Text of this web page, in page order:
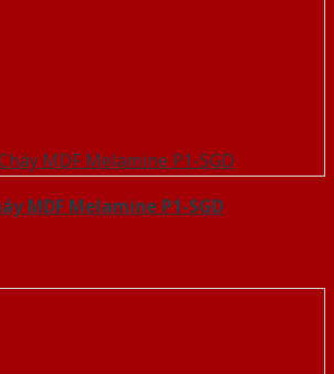
MDF Melamine P1-SGD